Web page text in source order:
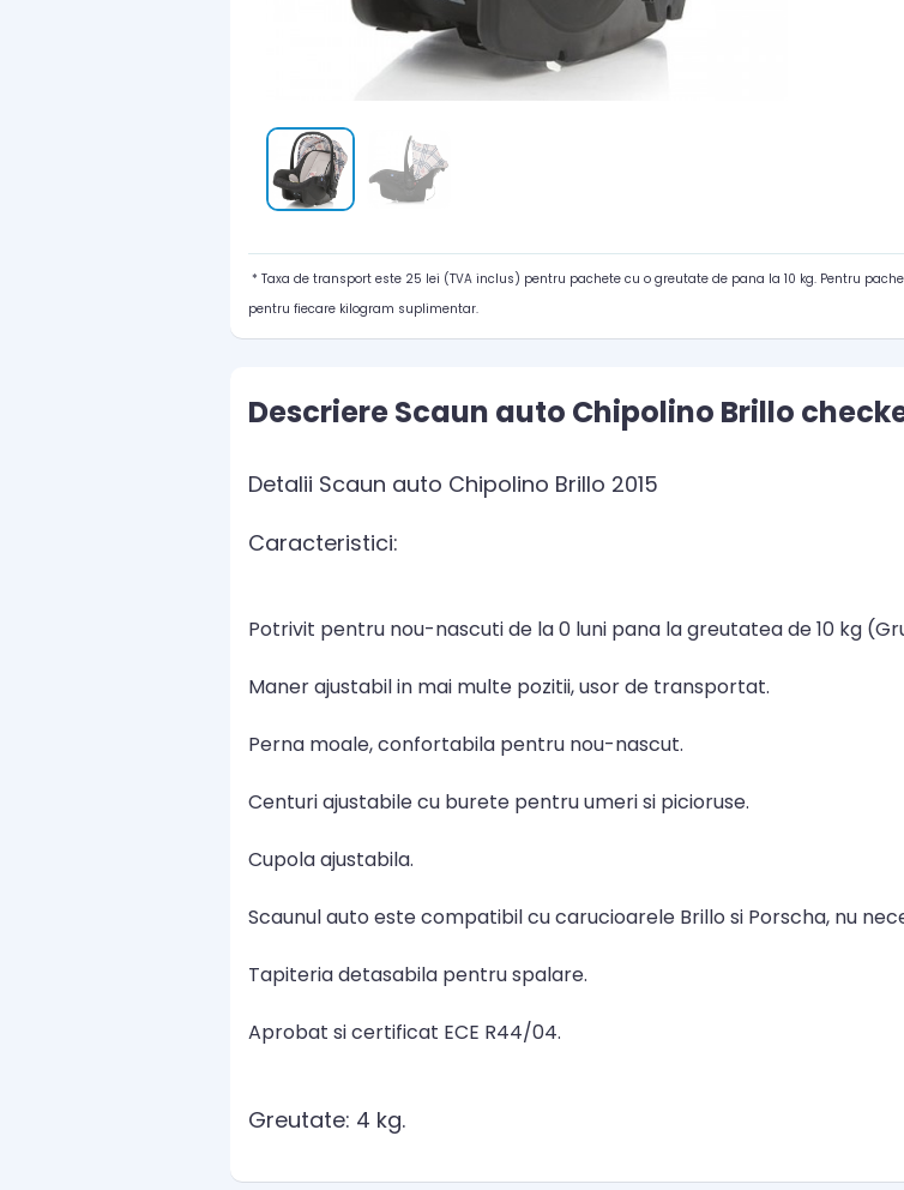
* Taxa de transport este 25 lei (TVA inclus) pentru pachete cu o greutate de pana la 10 kg. Pentru
pentru fiecare kilogram suplimentar.
Descriere Scaun auto Chipolino Brillo
Detalii Scaun auto Chipolino Brillo 2015
Caracteristici:
Potrivit pentru nou-nascuti de la 0 luni pana la greutatea de 10 kg
Maner ajustabil in mai multe pozitii, usor de transportat.
Perna moale, confortabila pentru nou-nascut.
Centuri ajustabile cu burete pentru umeri si picioruse.
Cupola ajustabila.
Scaunul auto este compatibil cu carucioarele Brillo si Porscha, nu
Tapiteria detasabila pentru spalare.
Aprobat si certificat ECE R44/04.
Greutate: 4 kg.